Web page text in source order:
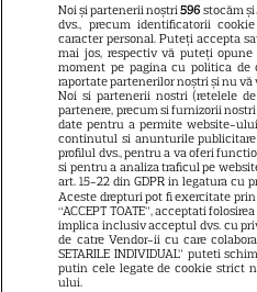
9
Prada
13
VEDETE
Tom
pentru
Noi și partenerii noștri596 stocăm
dvs., precum identificatorii
caracter personal. Puteți accepta
mai jos, respectiv vă puteți
moment pe pagina cu politica de
raportate partenerilor noștri și nu vă
Noi si partenerii nostri (retelele
partenere, precum si furnizorii
date pentru a permite website-
continutul si anunturile
profilul dvs., pentru a va oferi
si pentru a analiza traficul pe
art. 15-22 din GDPR in legatura cu
Aceste drepturi pot fi exercitate
“ACCEPT TOATE”, acceptati
implica inclusiv acceptul dvs. cu
de catre Vendor-ii cu care
SETARILE INDIVIDUAL” puteti
putin cele legate de cookie strict
ului.